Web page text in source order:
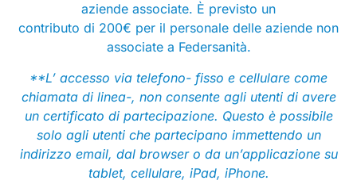
aziende associate. È previsto un
contributo di 200€ per il personale delle aziende non
associate a Federsanità.
**L’ accesso via telefono- fisso e cellulare come
chiamata di linea-, non consente agli utenti di avere
un certificato di partecipazione. Questo è possibile
solo agli utenti che partecipano immettendo un
indirizzo email, dal browser o da un’applicazione su
tablet, cellulare, iPad, iPhone.